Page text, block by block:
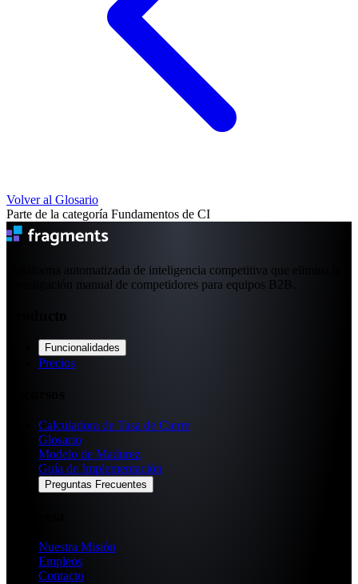
Volver al Glosario
Parte de la categoría Fundamentos de CI
Plataforma automatizada de inteligencia competitiva que elimina la
investigación manual de competidores para equipos B2B.
Funcionalidades
Precios
Calculadora de Tasa de Cierre
Glosario
Modelo de Madurez
Guía de Implementación
Preguntas Frecuentes
Nuestra Misión
Empleos
Contacto